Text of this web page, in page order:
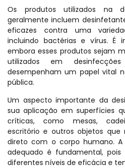
Os produtos utilizados na
geralmente incluem
eficazes contra uma
incluindo bactérias e vírus. É
embora esses produtos sejam
utilizados em
desempenham um papel vital
pública.
Um aspecto importante da
sua aplicação em superfícies
críticas, como mesas,
escritório e outros objetos
direto com o corpo humano.
adequado é fundamental,
diferentes níveis de eficácia e